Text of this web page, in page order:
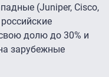
(Juniper, Cisco,
долю до 30% и
зарубежные